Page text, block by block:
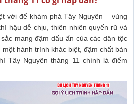
vời để khám phá Tây Nguyên – vùng
hậu dễ chịu, thiên nhiên quyến rũ và
mang đậm dấu ấn của các dân tộc
hành trình khác biệt, đậm chất bản
Tây Nguyên tháng 11 chính là điểm